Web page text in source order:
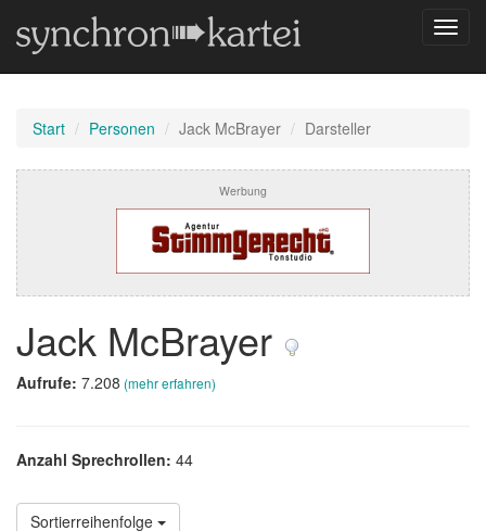
Start Personen Jack McBrayer Darsteller
Werbung
Jack McBrayer
Aufrufe: 7.208 (mehr erfahren)
Anzahl Sprechrollen: 44
Sortierreihenfolge